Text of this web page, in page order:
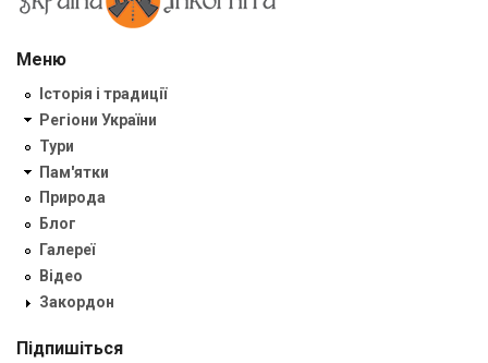
Меню
Історія і традиції
Регіони України
Тури
Пам'ятки
Природа
Блог
Галереї
Відео
Закордон
Підпишіться